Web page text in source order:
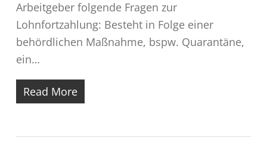
Arbeitgeber folgende Fragen zur
Lohnfortzahlung: Besteht in Folge einer
behördlichen Maßnahme, bspw. Quarantäne,
ein…
Read More